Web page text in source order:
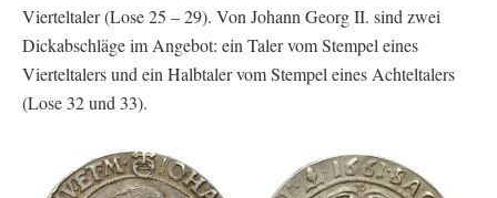
Vierteltaler (Lose 25 – 29). Von Johann Georg II. sind zwei
Dickabschläge im Angebot: ein Taler vom Stempel eines
Vierteltalers und ein Halbtaler vom Stempel eines Achteltalers
(Lose 32 und 33).